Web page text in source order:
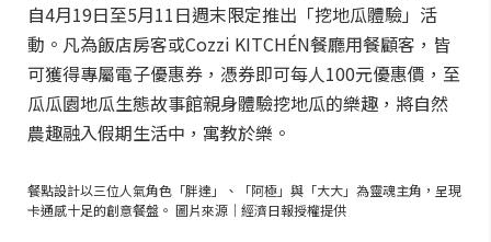
自4月19日至5月11日週末限定推出「挖地瓜體驗」活
動。凡為飯店房客或Cozzi KITCHÉN餐廳用餐顧客，皆
可獲得專屬電子優惠券，憑券即可每人100元優惠價，至
瓜瓜園地瓜生態故事館親身體驗挖地瓜的樂趣，將自然
農趣融入假期生活中，寓教於樂。
餐點設計以三位人氣角色「胖達」、「阿極」與「大大」為靈魂主角，呈現
卡通感十足的創意餐盤。 圖片來源｜經濟日報授權提供